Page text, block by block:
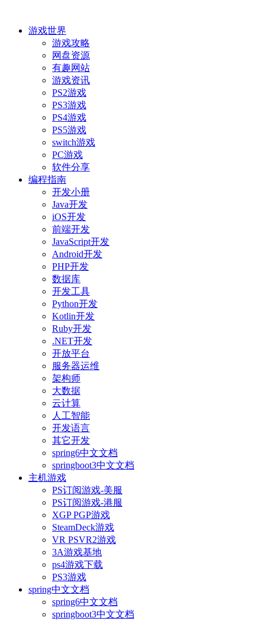
游戏世界
游戏攻略
网盘资源
有趣网站
游戏资讯
PS2游戏
PS3游戏
PS4游戏
PS5游戏
switch游戏
PC游戏
软件分享
编程指南
开发小册
Java开发
iOS开发
前端开发
JavaScript开发
Android开发
PHP开发
数据库
开发工具
Python开发
Kotlin开发
Ruby开发
.NET开发
开放平台
服务器运维
架构师
大数据
云计算
人工智能
开发语言
其它开发
spring6中文文档
springboot3中文文档
主机游戏
PS订阅游戏-美服
PS订阅游戏-港服
XGP PGP游戏
SteamDeck游戏
VR PSVR2游戏
3A游戏基地
ps4游戏下载
PS3游戏
spring中文文档
spring6中文文档
springboot3中文文档